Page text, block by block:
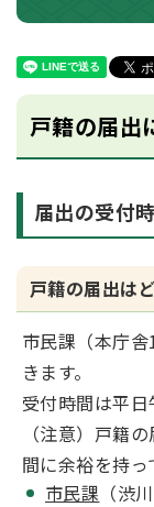
戸籍の届出
届出の受付
戸籍の届出は
市民課（本庁
きます。
受付時間は平日
（注意）戸籍
間に余裕を持っ
市民課 （渋